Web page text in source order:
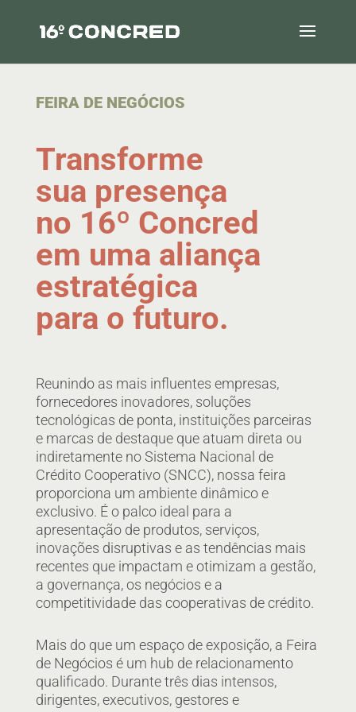
FEIRA DE NEGÓCIOS
Transforme
sua presença
no 16º Concred
em uma aliança
estratégica
para o futuro.
Reunindo as mais influentes empresas,
fornecedores inovadores, soluções
tecnológicas de ponta, instituições parceiras
e marcas de destaque que atuam direta ou
indiretamente no Sistema Nacional de
Crédito Cooperativo (SNCC), nossa feira
proporciona um ambiente dinâmico e
exclusivo. É o palco ideal para a
apresentação de produtos, serviços,
inovações disruptivas e as tendências mais
recentes que impactam e otimizam a gestão,
a governança, os negócios e a
competitividade das cooperativas de crédito.
Mais do que um espaço de exposição, a Feira
de Negócios é um hub de relacionamento
qualificado. Durante três dias intensos,
dirigentes, executivos, gestores e